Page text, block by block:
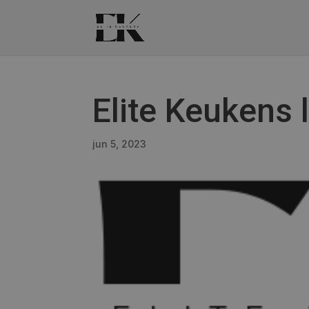
Elite Keukens
jun 5, 2023